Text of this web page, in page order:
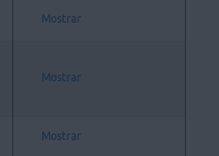
Mostrar
Mostrar
Mostrar